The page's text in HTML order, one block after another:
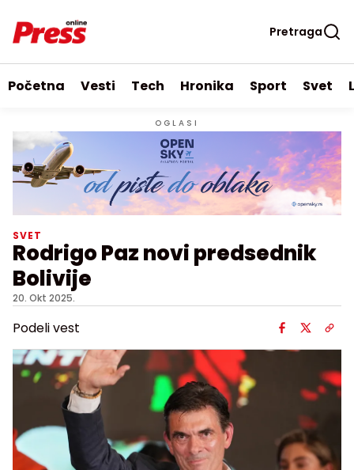
Pretraga
Početna Vesti Tech Hronika Sport Svet
OGLASI
SVET
Rodrigo Paz novi predsednik
Bolivije
20. Okt 2025.
Podeli vest